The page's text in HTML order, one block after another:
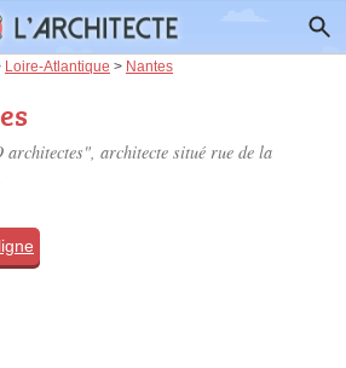
Loire-Atlantique > Nantes
architectes", architecte situé rue de la